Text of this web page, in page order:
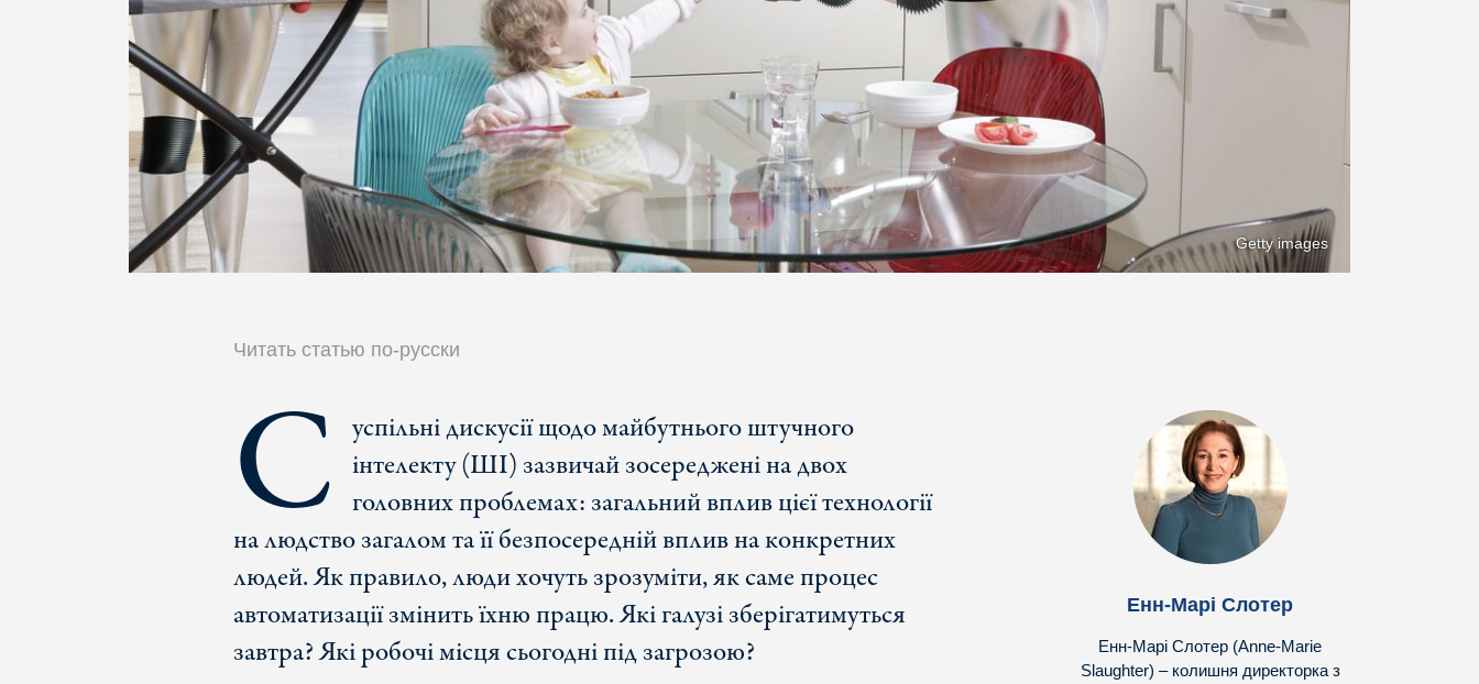
Getty images
Читать статью по-русски
С успільні дискусії щодо майбутнього штучного
інтелекту (ШІ) зазвичай зосереджені на двох
головних проблемах: загальний вплив цієї технології
на людство загалом та її безпосередній вплив на конкретних
людей. Як правило, люди хочуть зрозуміти, як саме процес
автоматизації змінить їхню працю. Які галузі зберігатимуться
завтра? Які робочі місця сьогодні під загрозою?
Енн-Марі Слотер
Енн-Марі Слотер (Anne-Marie
Slaughter) – колишня директорка з